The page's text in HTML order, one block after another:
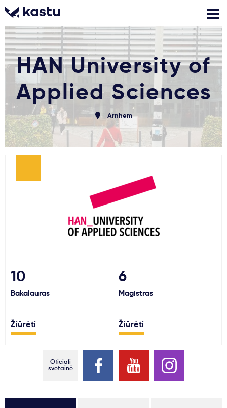
Prisijungti
Pranešimai
Stojimo anketa
Skambink
Nemokamos
konsultacijos
Kontaktai
Kur studijuoti?
Paslaugos
Naujienos
HAN University of
Applied Sciences
Arnhem
10
Bakalauras
Žiūrėti
6
Magistras
Žiūrėti
Oficiali
svetainė